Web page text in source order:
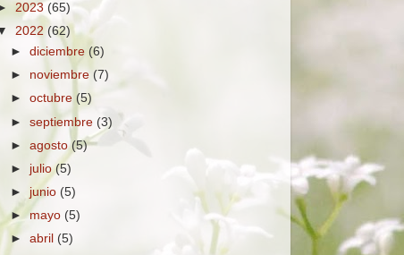
2023 (65)
2022 (62)
►diciembre (6)
► noviembre (7)
►octubre (5)
►septiembre(3)
►agosto(5)
► julio(5)
► junio (5)
►mayo (5)
►abril (5)